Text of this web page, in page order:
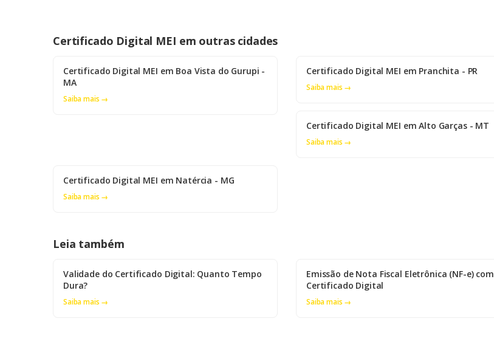
Certificado Digital MEI em outras cidades
Certificado Digital MEI em Boa Vista do Gurupi -
MA
Saiba mais →
Certificado Digital MEI em Pranchita - PR
Saiba mais →
Certificado Digital MEI em Alto Garças - MT
Saiba mais →
Certificado Digital MEI em Natércia - MG
Saiba mais →
Leia também
Validade do Certificado Digital: Quanto Tempo
Dura?
Saiba mais →
Emissão de Nota Fiscal Eletrônica (NF-e) com
Certificado Digital
Saiba mais →